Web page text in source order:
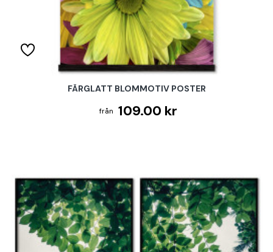
FÄRGLATT BLOMMOTIV POSTER
109.00 kr